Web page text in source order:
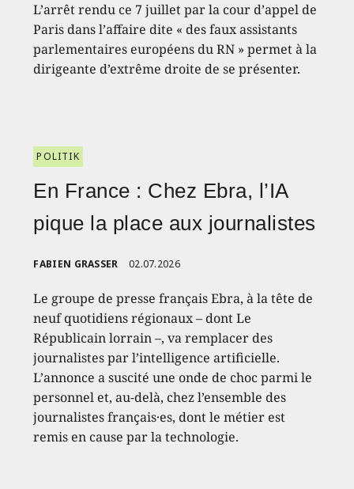
L’arrêt rendu ce 7 juillet par la cour d’appel de
Paris dans l’affaire dite « des faux assistants
parlementaires européens du RN » permet à la
dirigeante d’extrême droite de se présenter.
POLITIK
En France : Chez Ebra, l’IA
pique la place aux journalistes
FABIEN GRASSER 02.07.2026
Le groupe de presse français Ebra, à la tête de
neuf quotidiens régionaux – dont Le
Républicain lorrain –, va remplacer des
journalistes par l’intelligence artificielle.
L’annonce a suscité une onde de choc parmi le
personnel et, au-delà, chez l’ensemble des
journalistes français·es, dont le métier est
remis en cause par la technologie.